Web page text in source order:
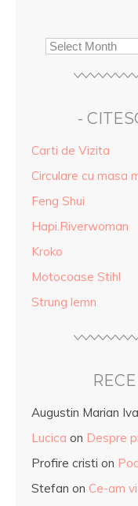
-
Carti de Vizita
Circulare cu masa
Feng Shui
Hapi.Riverwoman
Kroko
Motocoase Stihl
Strung lemn
Augustin Marian
Lucica on Despre
Profire cristi on
Stefan on Ce-am